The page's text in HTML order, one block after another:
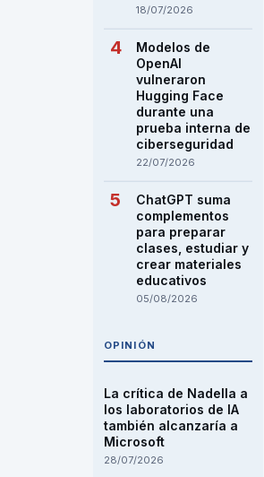
18/07/2026
Modelos de
OpenAI
vulneraron
Hugging Face
durante una
prueba interna de
ciberseguridad
22/07/2026
ChatGPT suma
complementos
para preparar
clases, estudiar y
crear materiales
educativos
05/08/2026
OPINIÓN
La crítica de Nadella a
los laboratorios de IA
también alcanzaría a
Microsoft
28/07/2026